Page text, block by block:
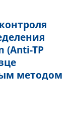
(Anti-TP
методом